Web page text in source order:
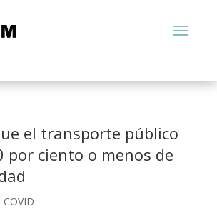
el transporte público
por ciento o menos de
COVID